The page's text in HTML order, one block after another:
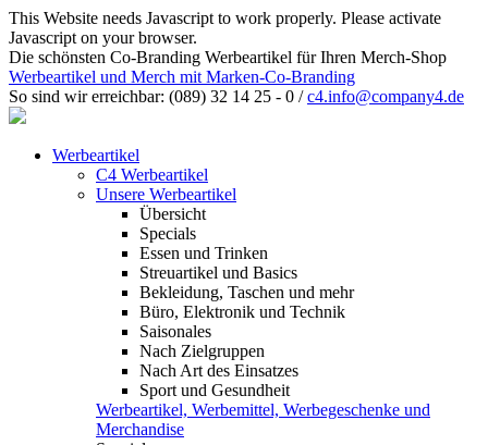
This Website needs Javascript to work properly. Please activate
Javascript on your browser.
Die schönsten Co-Branding Werbeartikel für Ihren Merch-Shop
Werbeartikel und Merch mit Marken-Co-Branding
So sind wir erreichbar: (089) 32 14 25 - 0 /c4.info@company4.de
Werbeartikel
C4 Werbeartikel
Unsere Werbeartikel
Übersicht
Specials
Essen und Trinken
Streuartikel und Basics
Bekleidung, Taschen und mehr
Büro, Elektronik und Technik
Saisonales
Nach Zielgruppen
Nach Art des Einsatzes
Sport und Gesundheit
Werbeartikel, Werbemittel, Werbegeschenke und
Merchandise